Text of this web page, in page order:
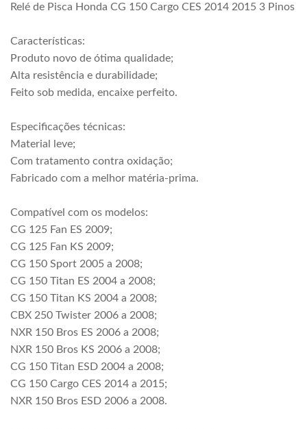
Relé de Pisca Honda CG 150 Cargo CES 2014 2015 3 Pinos
Características:
Produto novo de ótima qualidade;
Alta resistência e durabilidade;
Feito sob medida, encaixe perfeito.
Especificações técnicas:
Material leve;
Com tratamento contra oxidação;
Fabricado com a melhor matéria-prima.
Compatível com os modelos:
CG 125 Fan ES 2009;
CG 125 Fan KS 2009;
CG 150 Sport 2005 a 2008;
CG 150 Titan ES 2004 a 2008;
CG 150 Titan KS 2004 a 2008;
CBX 250 Twister 2006 a 2008;
NXR 150 Bros ES 2006 a 2008;
NXR 150 Bros KS 2006 a 2008;
CG 150 Titan ESD 2004 a 2008;
CG 150 Cargo CES 2014 a 2015;
NXR 150 Bros ESD 2006 a 2008.